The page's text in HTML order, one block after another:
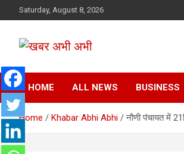
to
Saturday, August 8, 2026
खबर अभी अभी
HOME ALL NEWS BUSINESS
Home Khabar Abhi Abhi नौणी पऺचायत में